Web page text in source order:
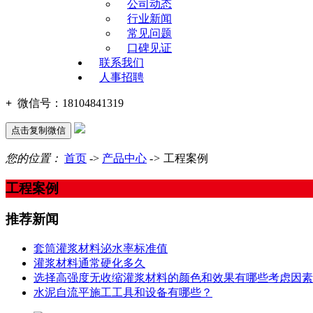
公司动态
行业新闻
常见问题
口碑见证
联系我们
人事招聘
+ 微信号： 18104841319
点击复制微信
您的位置： 首页 -> 产品中心 -> 工程案例
工程案例
推荐新闻
套筒灌浆材料泌水率标准值
灌浆材料通常硬化多久
选择高强度无收缩灌浆材料的颜色和效果有哪些考虑因
水泥自流平施工工具和设备有哪些？